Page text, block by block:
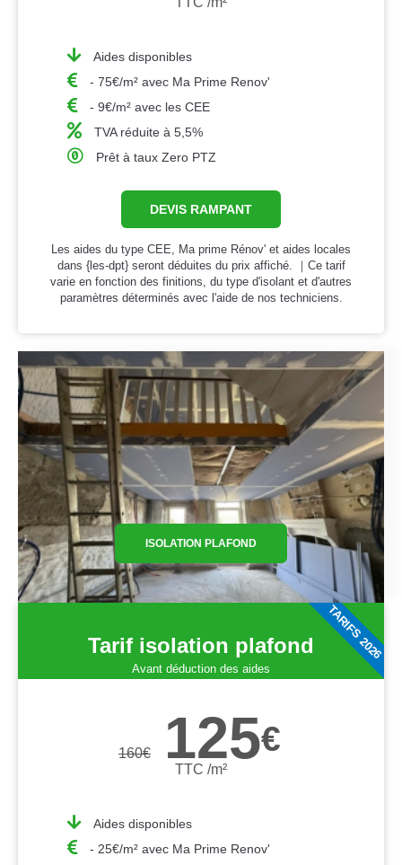
Aides disponibles
- 75€/m² avec Ma Prime Renov'
- 9€/m² avec les CEE
TVA réduite à 5,5%
Prêt à taux Zero PTZ
DEVIS RAMPANT
Les aides du type CEE, Ma prime Rénov' et aides locales
dans {les-dpt} seront déduites du prix affiché. ｜Ce tarif
varie en fonction des finitions, du type d'isolant et d'autres
paramètres déterminés avec l'aide de nos techniciens.
ISOLATION PLAFOND
Tarif isolation plafond
Avant déduction des aides
160€ 125€
TTC /m²
Aides disponibles
- 25€/m² avec Ma Prime Renov'
TARIFS 2026